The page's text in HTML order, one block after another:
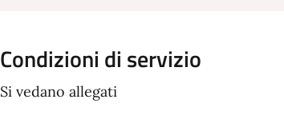
Condizioni di servizio
Si vedano allegati